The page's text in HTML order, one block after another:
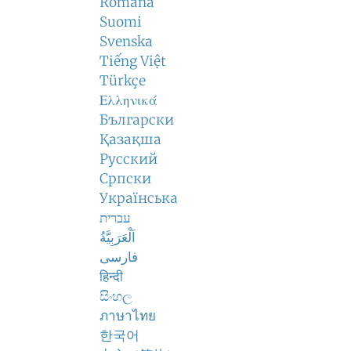
Suomi
Svenska
Tiếng Việt
Türkçe
Ελληνικά
Български
Қазақша
Русский
Српски
Українська
עברית
اَلْعَرَبِيَّةُ
فارسی
हिन्दी
සිංහල
ภาษาไทย
한국어